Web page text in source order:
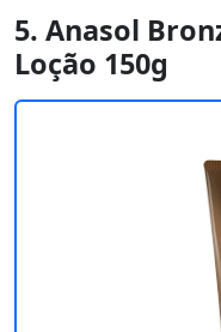
5. Anasol
Loção 150g